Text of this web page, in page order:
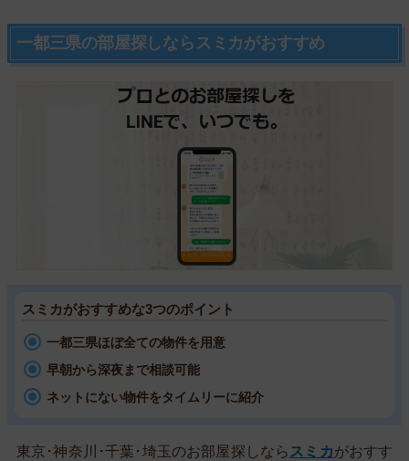
一都三県の部屋探しならスミカがおすすめ
スミカがおすすめな3つのポイント
一都三県ほぼ全ての物件を用意
早朝から深夜まで相談可能
ネットにない物件をタイムリーに紹介
東京･神奈川･千葉･埼玉のお部屋探しなら スミカがおすす